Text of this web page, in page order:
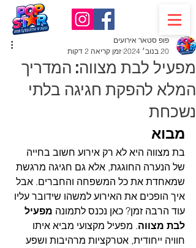
מפעיל לבת מצווה: המדריך
המלא להפקת חגיגה בלתי
נשכחת
פופ סטאר אירועים
20 בנוב׳ 2024
זמן קריאה 2 דקות
מבוא
בת מצווה היא לא רק אירוע חשוב בחייה
של הנערה החוגגת, אלא גם חגיגה מרגשת
שמאחדת את כל המשפחה והחברים. אבל
איך הופכים את האירוע למשהו שידובר עליו
עוד הרבה זמן? כאן נכנס לתמונה מפעיל
לבת מצווה. מפעיל מקצועי מביא איתו
חוויה ייחודית, אטרקציות מרהיבות ושפע